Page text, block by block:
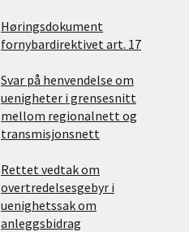
Høringsdokument
fornybardirektivet art. 17
Svar på henvendelse om
uenigheter i grensesnitt
mellom regionalnett og
transmisjonsnett
Rettet vedtak om
overtredelsesgebyr i
uenighetssak om
anleggsbidrag